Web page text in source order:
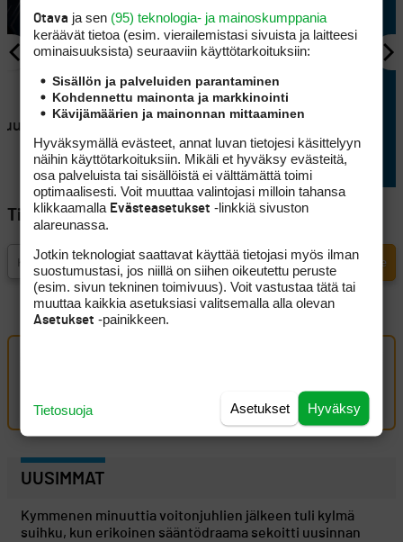
VÄLINEET
Cleveland toi legendan
luodessaan uuden RTZ 2:n
pitkille
Tilaa Golfpisteen uutiskirje
UUSIMMAT
Kymmenen minuuttia voitonjuhlien jälkeen tuli kylmä
suihku, kun erikoinen sääntödraama sekoitti uusinnan
Otava ja sen (95) teknologia- ja mainoskumppania
keräävät tietoa (esim. vierailemis­tasi sivuista ja laitteesi
ominaisuuk­sista) seuraaviin käyttötarkoituksiin:
Sisällön ja palveluiden parantaminen
Kohdennettu mainonta ja markkinointi
Kävijämäärien ja mainonnan mittaaminen
Hyväksymällä evästeet, annat luvan tietojesi käsittelyyn
näihin käyttötarkoituksiin. Mikäli et hyväksy evästeitä,
osa palveluista tai sisällöistä ei välttämättä toimi
optimaalisesti. Voit muuttaa valintojasi milloin tahansa
klikkaamalla Evästeasetukset -linkkiä sivuston
alareunassa.
Jotkin teknologiat saattavat käyttää tietojasi myös ilman
suostumustasi, jos niillä on siihen oikeutettu peruste
(esim. sivun tekninen toimivuus). Voit vastustaa tätä tai
muuttaa kaikkia asetuksiasi valitsemalla alla olevan
Asetukset -painikkeen.
Hyväksy
Asetukset
Tietosuoja